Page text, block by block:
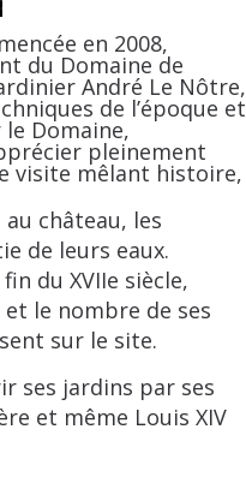
en 2008,
du Domaine de
André Le Nôtre,
de l’époque et
Domaine,
pleinement
visite mêlant histoire,
château, les
de leurs eaux.
du XVIIe siècle,
le nombre de ses
sur le site.
jardins par ses
et même Louis XIV